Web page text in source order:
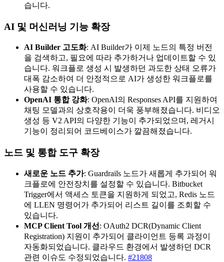
습니다.
AI 및 머신러닝 기능 확장
AI Builder 고도화: AI Builder가 이제 노드의 특정 버전
을 검색하고, 필요에 따라 추가하거나 업데이트할 수 있
습니다. 워크플로 생성 시 발생하던 과도한 상태 오류가
대폭 감소하여 더 안정적으로 AI가 생성한 워크플로를
사용할 수 있습니다.
OpenAI 통합 강화: OpenAI의 Responses API를 지원하여
채팅 모델과의 상호작용이 더욱 풍부해졌습니다. 비디오
생성 등 V2 API의 다양한 기능이 추가되었으며, 레거시
기능이 정리되어 코드베이스가 깔끔해졌습니다.
노드 및 통합 도구 확장
새로운 노드 추가: Guardrails 노드가 새롭게 추가되어 워
크플로에 안전장치를 설정할 수 있습니다. Bitbucket
Trigger에서 액세스 토큰을 지원하게 되었고, Redis 노드
에 LLEN 명령어가 추가되어 리스트 길이를 조회할 수
있습니다.
MCP Client Tool 개선 : OAuth2 DCR(Dynamic Client
Registration) 지원이 추가되어 클라이언트 등록 과정이
자동화되었습니다. 클라우드 환경에서 발생하던 DCR
관련 이슈도 수정되었습니다. #21808